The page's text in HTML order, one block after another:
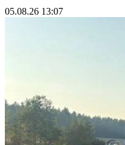
05.08.26 13:07